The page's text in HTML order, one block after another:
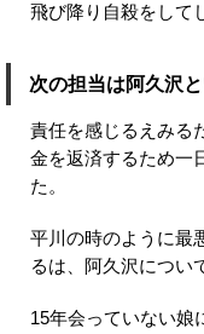
飛び降り自殺をして
次の担当は阿久沢
責任を感じるえみる
金を返済するため一
た。
平川の時のように最
るは、阿久沢につい
15年会っていない娘